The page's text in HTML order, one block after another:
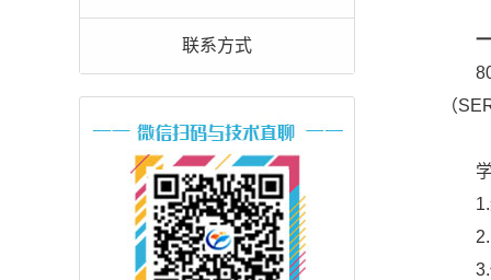
联系方式
80%
（
学
1.给
2.自
3.做